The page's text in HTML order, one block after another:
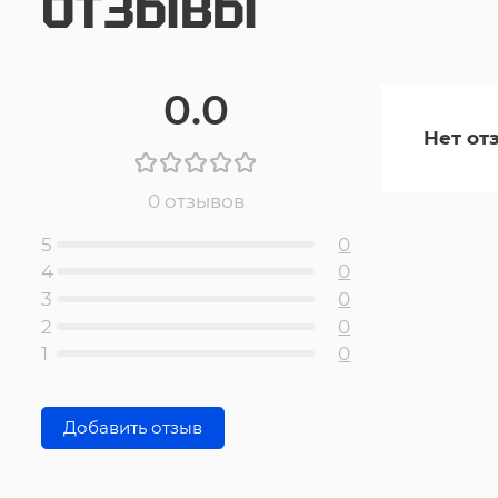
0.0
0 отзывов
5
0
4
0
3
0
2
0
1
0
Добавить отзыв
Нет